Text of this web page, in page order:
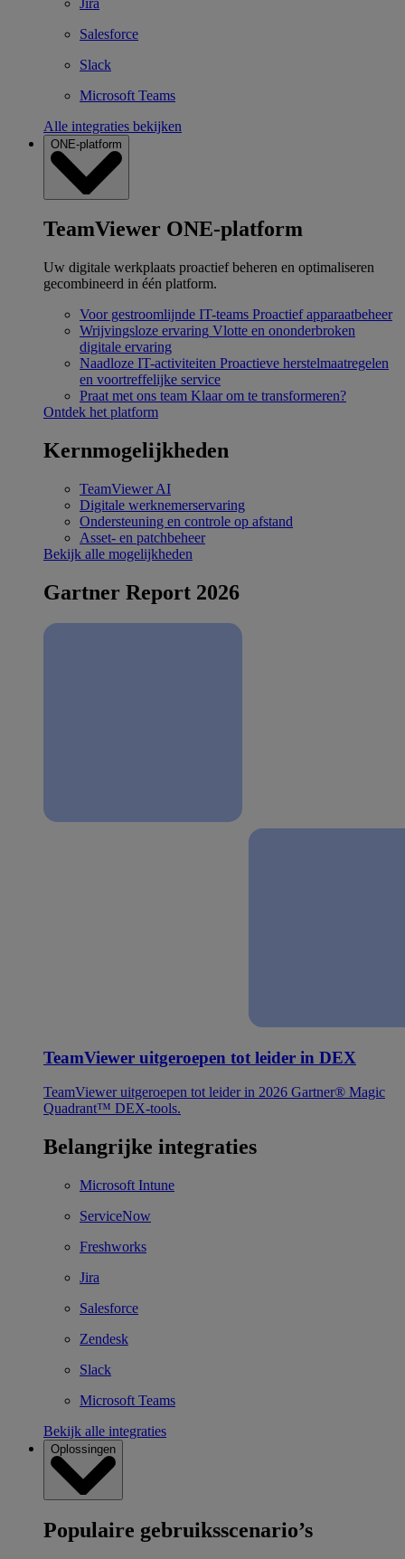
Jira
Salesforce
Slack
Microsoft Teams
Alle integraties bekijken
ONE-platform
TeamViewer ONE-platform
Uw digitale werkplaats proactief beheren en optimaliseren
gecombineerd in één platform.
Voor gestroomlijnde IT-teams Proactief apparaatbeheer
Wrijvingsloze ervaring Vlotte en ononderbroken
digitale ervaring
Naadloze IT-activiteiten Proactieve herstelmaatregelen
en voortreffelijke service
Praat met ons team Klaar om te transformeren?
Ontdek het platform
Kernmogelijkheden
TeamViewer AI
Digitale werknemerservaring
Ondersteuning en controle op afstand
Asset- en patchbeheer
Bekijk alle mogelijkheden
Gartner Report 2026
TeamViewer uitgeroepen tot leider in DEX
TeamViewer uitgeroepen tot leider in 2026 Gartner® Magic
Quadrant™ DEX-tools.
Belangrijke integraties
Microsoft Intune
ServiceNow
Freshworks
Jira
Salesforce
Zendesk
Slack
Microsoft Teams
Bekijk alle integraties
Oplossingen
Populaire gebruiksscenario’s